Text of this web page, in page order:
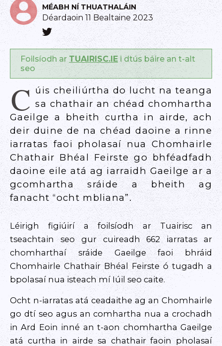
MÉABH NÍ THUATHALÁIN
Déardaoin 11 Bealtaine 2023
Foilsíodh ar TUAIRISC.IE i dtús báire an t-alt
seo
C úis cheiliúrtha do lucht na teanga
sa chathair an chéad chomhartha
Gaeilge a bheith curtha in airde, ach
deir duine de na chéad daoine a rinne
iarratas faoi pholasaí nua Chomhairle
Chathair Bhéal Feirste go bhféadfadh
daoine eile atá ag iarraidh Gaeilge ar a
gcomhartha sráide a bheith ag
fanacht “ocht mbliana”.
Léirigh figiúirí a foilsíodh ar Tuairisc an
tseachtain seo gur cuireadh 662 iarratas ar
chomharthaí sráide Gaeilge faoi bhráid
Chomhairle Chathair Bhéal Feirste ó tugadh a
bpolasaí nua isteach mí Iúil seo caite.
Ocht n-iarratas atá ceadaithe ag an Chomhairle
go dtí seo agus an comhartha nua a crochadh
in Ard Eoin inné an t-aon chomhartha Gaeilge
atá curtha in airde sa chathair faoin pholasaí